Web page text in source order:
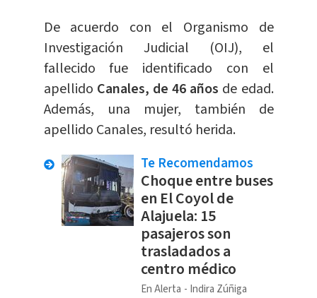
De acuerdo con el Organismo de
Investigación Judicial (OIJ), el
fallecido fue identificado con el
apellido Canales, de 46 años de edad.
Además, una mujer, también de
apellido Canales, resultó herida.
Te Recomendamos
Choque entre buses
en El Coyol de
Alajuela: 15
pasajeros son
trasladados a
centro médico
En Alerta Indira Zúñiga